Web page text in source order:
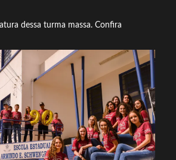
dessa turma massa. Confira